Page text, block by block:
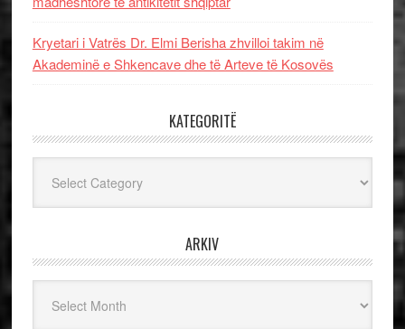
Kryetari i Vatrës Dr. Elmi Berisha zhvilloi takim në
Akademinë e Shkencave dhe të Arteve të Kosovës
KATEGORITË
ARKIV